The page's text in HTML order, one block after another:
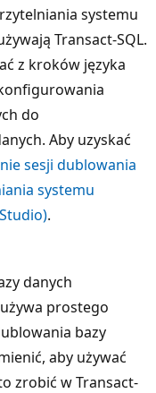
systemu
Transact-SQL.
z kroków języka
do
Aby uzyskać
sesji dublowania
systemu
.
danych
prostego
bazy
aby używać
zrobić w Transact-